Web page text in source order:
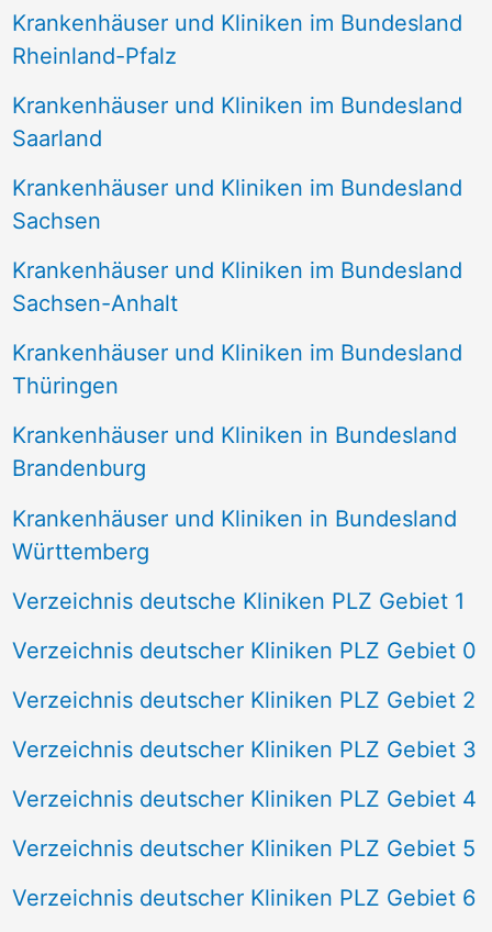
Krankenhäuser und Kliniken im Bundesland
Rheinland-Pfalz
Krankenhäuser und Kliniken im Bundesland
Saarland
Krankenhäuser und Kliniken im Bundesland
Sachsen
Krankenhäuser und Kliniken im Bundesland
Sachsen-Anhalt
Krankenhäuser und Kliniken im Bundesland
Thüringen
Krankenhäuser und Kliniken in Bundesland
Brandenburg
Krankenhäuser und Kliniken in Bundesland
Württemberg
Verzeichnis deutsche Kliniken PLZ Gebiet 1
Verzeichnis deutscher Kliniken PLZ Gebiet 0
Verzeichnis deutscher Kliniken PLZ Gebiet 2
Verzeichnis deutscher Kliniken PLZ Gebiet 3
Verzeichnis deutscher Kliniken PLZ Gebiet 4
Verzeichnis deutscher Kliniken PLZ Gebiet 5
Verzeichnis deutscher Kliniken PLZ Gebiet 6